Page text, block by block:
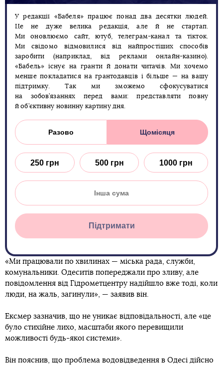
У редакції «Бабеля» працює понад два десятки людей.
Це не дуже велика редакція, але й не стартап.
Ми оновлюємо сайт, ютуб, телеграм-канал та тікток.
Ми свідомо відмовилися від найпростіших способів
заробити (наприклад, від реклами онлайн-казино).
«Бабель» існує на гранти й донати читачів. Ми хочемо
менше покладатися на грантодавців і більше — на вашу
підтримку. Так ми зможемо сфокусуватися
на зобов’язаннях перед вами: представляти повну
й об’єктивну новинну картину дня.
Разово Щомісяця
250 грн 500 грн 1000 грн
Підтримати
«Ми працювали по хвилинах — міська рада, служби,
комунальники. Одеситів попереджали про зливу, але
повідомлення від Гідрометцентру надійшло вже тоді, коли
люди, на жаль, загинули», — заявив він.
Ексмер зазначив, що не уникає відповідальності, але «це
було стихійне лихо, масштаби якого перевищили
можливості будь-якої системи».
Він пояснив, що проблема водовідведення в Одесі дійсно